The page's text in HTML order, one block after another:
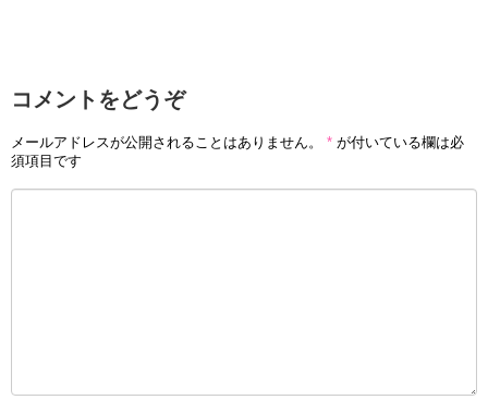
コメントをどうぞ
メールアドレスが公開されることはありません。 * が付いている欄は必
須項目です